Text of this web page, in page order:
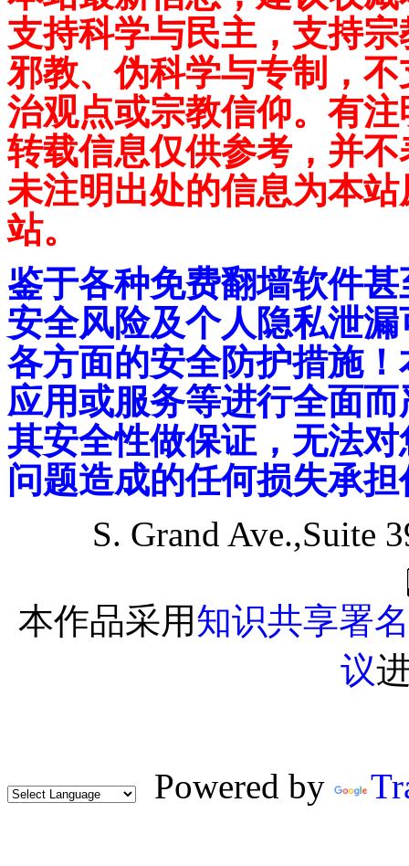
支持科学与民主，支持
邪教、伪科学与专制，
治观点或宗教信仰。有
转载信息仅供参考，并
未注明出处的信息为本
站。
鉴于各种免费翻墙软件
安全风险及个人隐私泄
各方面的安全防护措施
应用或服务等进行全面
其安全性做保证，无法
问题造成的任何损失承
S. Grand Ave.,Suite
本作品采用知识共享署
议
Powered by